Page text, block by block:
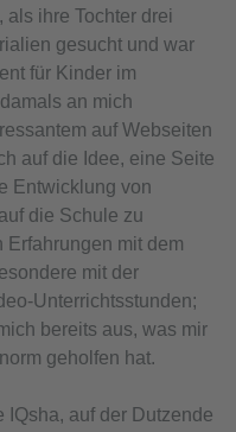
als ihre Tochter drei
gesucht und war
für Kinder im
an mich
auf Webseiten
auf die Idee, eine Seite
Entwicklung von
die Schule zu
Erfahrungen mit dem
mit der
Unterrichtsstunden;
bereits aus, was mir
geholfen hat.
IQsha, auf der Dutzende